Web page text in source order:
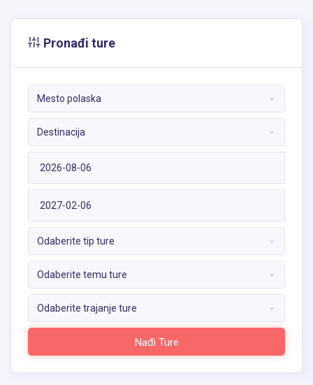
Pronađi ture
Mesto polaska
Destinacija
Odaberite tip ture
Odaberite temu ture
Odaberite trajanje ture
Nađi Ture